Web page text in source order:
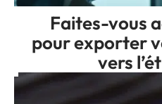
Faites-vous
pour exporter
vers